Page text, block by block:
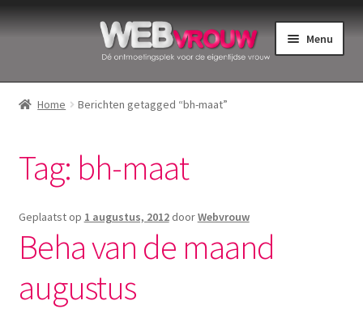
Ga
Ga
Menu
Home
Intiemverzorging
Menstruatiedisks
Menstruatiecups
Menstruatieondergoed
Home Berichten getagged “bh-maat”
Tag: bh-maat
Geplaatst op 1 augustus, 2012 doorWebvrouw
Beha van de maand
augustus